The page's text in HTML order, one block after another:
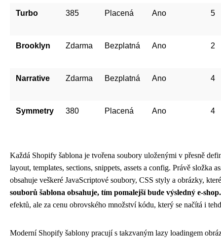
Turbo 385 Placená Ano 5
Brooklyn Zdarma Bezplatná Ano 2
Narrative Zdarma Bezplatná Ano 4
Symmetry 380 Placená Ano 4
Každá Shopify šablona je tvořena soubory uloženými v přesně
layout, templates, sections, snippets, assets a config. Právě složka
obsahuje veškeré JavaScriptové soubory, CSS styly a obrázky,
souborů šablona obsahuje, tím pomalejší bude výsledný e-shop.
efektů, ale za cenu obrovského množství kódu, který se načítá i
Moderní Shopify šablony pracují s takzvaným lazy loadingem